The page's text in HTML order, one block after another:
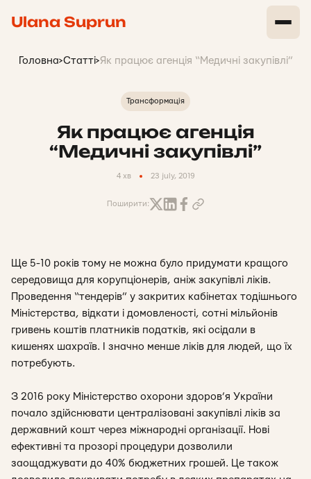
Ulana Suprun
Головна>Статті>Як працює агенція “Медичні закупівлі”
Трансформація
Як працює агенція
“Медичні закупівлі”
4 хв 23 july, 2019
Поширити:
Ще 5-10 років тому не можна було придумати кращого
середовища для корупціонерів, аніж закупівлі ліків.
Проведення “тендерів” у закритих кабінетах тодішнього
Міністерства, відкати і домовленості, сотні мільйонів
гривень коштів платників податків, які осідали в
кишенях шахраїв. І значно менше ліків для людей, що їх
потребують.
З 2016 року Міністерство охорони здоров’я України
почало здійснювати централізовані закупівлі ліків за
державний кошт через міжнародні організації. Нові
ефективні та прозорі процедури дозволили
заощаджувати до 40% бюджетних грошей. Це також